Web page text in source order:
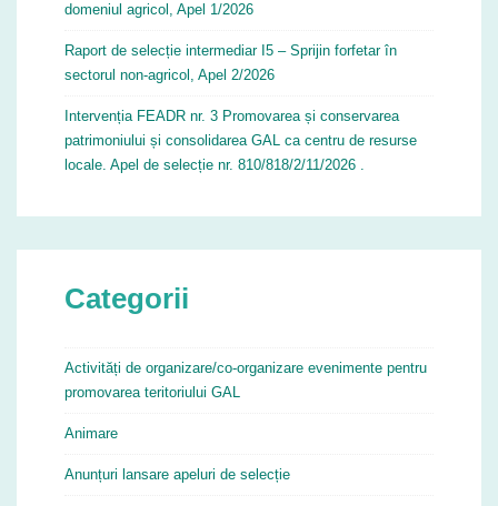
domeniul agricol, Apel 1/2026
Raport de selecție intermediar I5 – Sprijin forfetar în
sectorul non-agricol, Apel 2/2026
Intervenția FEADR nr. 3 Promovarea și conservarea
patrimoniului și consolidarea GAL ca centru de resurse
locale. Apel de selecție nr. 810/818/2/11/2026 .
Categorii
Activități de organizare/co-organizare evenimente pentru
promovarea teritoriului GAL
Animare
Anunțuri lansare apeluri de selecție